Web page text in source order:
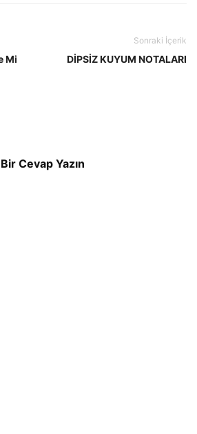
Mi
Sonraki İçerik
DİPSİZ KUYUM NOTALARI
Bir Cevap Yazın